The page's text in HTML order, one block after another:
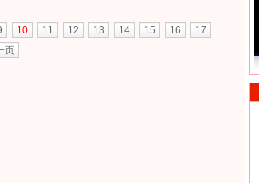
10 11 12 13 14 15 16
17
页